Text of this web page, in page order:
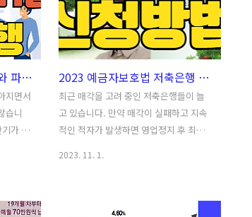
안내
이용
제공하
교통을
은
환
재 전
방법4. 2024 청년내일저축계좌 지원대상
및 자격조건5. 2024 청년내일 저축계좌
변경 및 주의사항6. 2024 청년내일저축계
좌 지원 금액 및 혜택 7. 2024년 청년내일
저축계좌 중도해지 관련 사유 및 금리 적
용 내용 end -->1. 청년내일 저축계좌란?
2024년 청년내일저축계좌는 근로를 하고
있지만 경제적으로 어려운 청년들의 목돈
저축은행 매각소식 - 부도와 파산 위험과 대주주 리스크
지면서
습니
가 도
입을
2023 예금자보호법 저축은행 영업정지 보험금 신청 방법 및 사례 알아보기
최근 매각을 고려 중인 저축은행들이 늘
고 있습니다. 만약 매각이 실패하고 지속
적인 적자가 발생하면 영업정지 후 최악
2023. 11. 1.